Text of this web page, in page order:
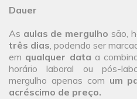
Dauer
As aulas de mergulho são,
três dias, podendo ser
em qualquer data a
horário laboral ou pós-
mergulho apenas com um
acréscimo de preço.